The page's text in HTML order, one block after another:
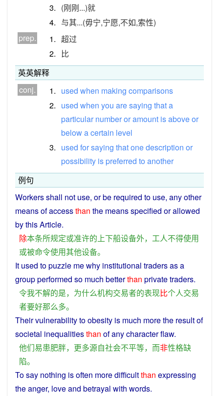
3. (刚刚...)就
4. 与其...(毋宁,宁愿,不如,索性)
prep.
1. 超过
2.
比
英英解释
conj.
1. used when making comparisons
2. used when you aresaying thata
particular numberoramount isaboveor
belowacertain level
3. used forsaying thatonedescription or
possibility is preferred to another
例句
Workersshall not use, orbe required to use, anyother
meansofaccessthan the meansspecified orallowed
bythisArticle.
除本条所规定或准许的上下船设备外， 工人不得使用
或被命令使用其他设备。
It used topuzzle mewhy institutional tradersas a
groupperformed so much betterthan privatetraders.
令我不解的是， 为什么机构交易者的表现比个人交易
者要好那么多。
Theirvulnerabilitytoobesity is much more the result of
societal inequalitiesthan of anycharacterflaw.
他们易患肥胖， 更多源自社会不平等， 而非性格缺
陷。
Tosay nothing isoften moredifficultthan expressing
theanger, loveand betrayal with words.